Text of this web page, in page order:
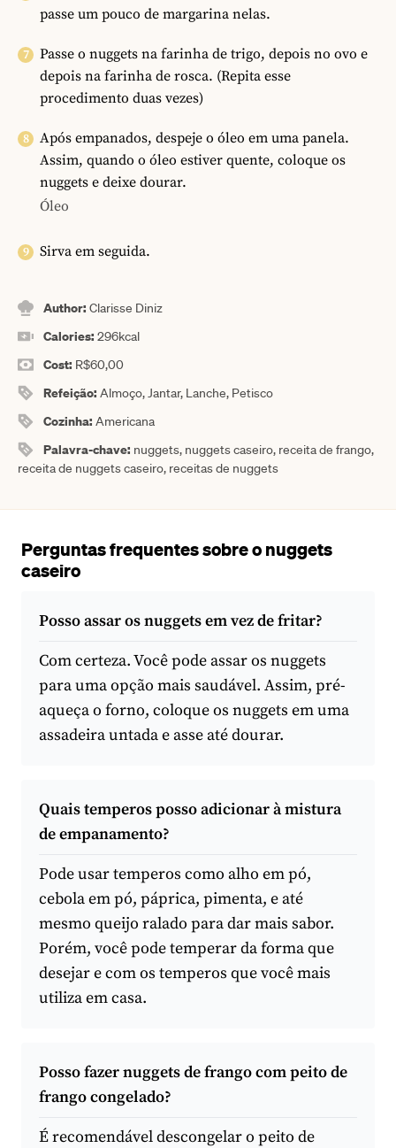
passe um pouco de margarina nelas.
Passe o nuggets na farinha de trigo, depois no ovo e
depois na farinha de rosca. (Repita esse
procedimento duas vezes)
Após empanados, despeje o óleo em uma panela.
Assim, quando o óleo estiver quente, coloque os
nuggets e deixe dourar.
Óleo
Sirva em seguida.
Author:Clarisse Diniz
Calories:296kcal
Cost: R$60,00
Refeição:Almoço, Jantar, Lanche, Petisco
Cozinha:Americana
Palavra-chave: nuggets, nuggets caseiro, receita de frango,
receita de nuggets caseiro, receitas de nuggets
Perguntas frequentes sobre o nuggets
caseiro
Posso assar os nuggets em vez de fritar?
Com certeza. Você pode assar os nuggets
para uma opção mais saudável. Assim, pré-
aqueça o forno, coloque os nuggets em uma
assadeira untada e asse até dourar.
Quais temperos posso adicionar à mistura
de empanamento?
Pode usar temperos como alho em pó,
cebola em pó, páprica, pimenta, e até
mesmo queijo ralado para dar mais sabor.
Porém, você pode temperar da forma que
desejar e com os temperos que você mais
utiliza em casa.
Posso fazer nuggets de frango com peito de
frango congelado?
É recomendável descongelar o peito de